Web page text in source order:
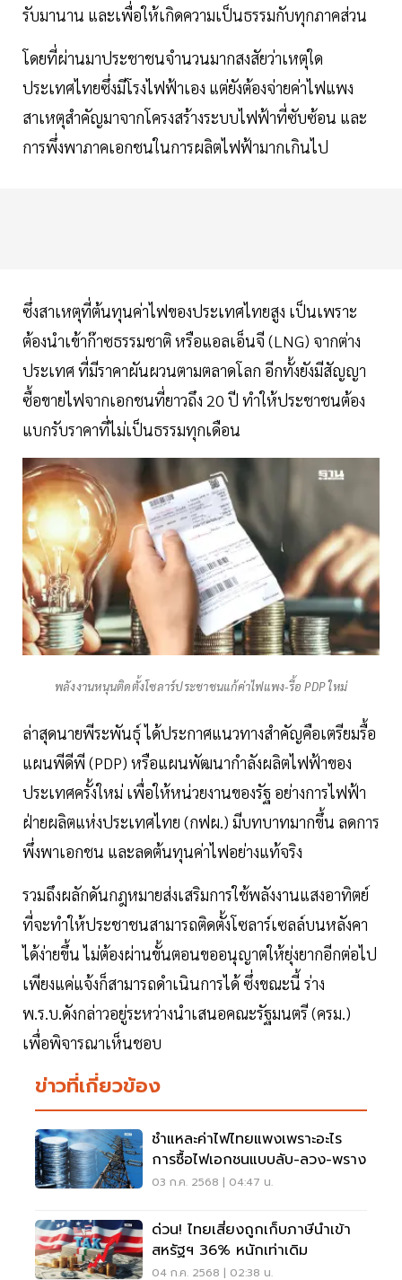
รับมานาน และเพื่อให้เกิดความเป็นธรรมกับทุกภาคส่วน
โดยที่ผ่านมาประชาชนจำนวนมากสงสัยว่าเหตุใด
ประเทศไทยซึ่งมีโรงไฟฟ้าเอง แต่ยังต้องจ่ายค่าไฟแพง
สาเหตุสำคัญมาจากโครงสร้างระบบไฟฟ้าที่ซับซ้อน และ
การพึ่งพาภาคเอกชนในการผลิตไฟฟ้ามากเกินไป
ซึ่งสาเหตุที่ต้นทุนค่าไฟของประเทศไทยสูง เป็นเพราะ
ต้องนำเข้าก๊าซธรรมชาติ หรือแอลเอ็นจี (LNG) จากต่าง
ประเทศ ที่มีราคาผันผวนตามตลาดโลก อีกทั้งยังมีสัญญา
ซื้อขายไฟจากเอกชนที่ยาวถึง 20 ปี ทำให้ประชาชนต้อง
แบกรับราคาที่ไม่เป็นธรรมทุกเดือน
พลังงานหนุนติดตั้งโซลาร์ประชาชนแก้ค่าไฟแพง-รื้อ PDP ใหม่
ล่าสุดนายพีระพันธุ์ ได้ประกาศแนวทางสำคัญคือเตรียมรื้อ
แผนพีดีพี (PDP) หรือแผนพัฒนากำลังผลิตไฟฟ้าของ
ประเทศครั้งใหม่ เพื่อให้หน่วยงานของรัฐ อย่างการไฟฟ้า
ฝ่ายผลิตแห่งประเทศไทย (กฟผ.) มีบทบาทมากขึ้น ลดการ
พึ่งพาเอกชน และลดต้นทุนค่าไฟอย่างแท้จริง
รวมถึงผลักดันกฎหมายส่งเสริมการใช้พลังงานแสงอาทิตย์
ที่จะทำให้ประชาชนสามารถติดตั้งโซลาร์เซลล์บนหลังคา
ได้ง่ายขึ้น ไม่ต้องผ่านขั้นตอนขออนุญาตให้ยุ่งยากอีกต่อไป
เพียงแค่แจ้งก็สามารถดำเนินการได้ ซึ่งขณะนี้ ร่าง
พ.ร.บ.ดังกล่าวอยู่ระหว่างนำเสนอคณะรัฐมนตรี (ครม.)
เพื่อพิจารณาเห็นชอบ
ข่าวที่เกี่ยวข้อง
ชำแหละค่าไฟไทยแพงเพราะอะไร
การซื้อไฟเอกชนแบบลับ-ลวง-พราง
03 ก.ค. 2568 | 04:47 น.
ด่วน! ไทยเสี่ยงถูกเก็บภาษีนำเข้า
สหรัฐฯ 36% หนักเท่าเดิม
04 ก.ค. 2568 | 02:38 น.